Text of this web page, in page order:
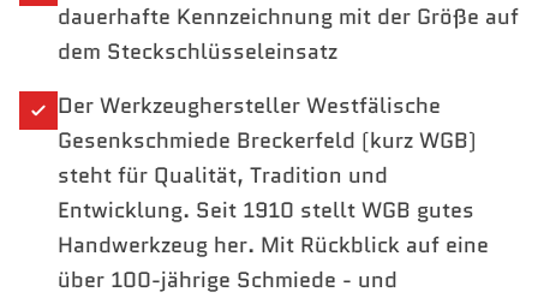
dauerhafte Kennzeichnung mit der Größe auf
dem Steckschlüsseleinsatz
Der Werkzeughersteller Westfälische
Gesenkschmiede Breckerfeld (kurz WGB)
steht für Qualität, Tradition und
Entwicklung. Seit 1910 stellt WGB gutes
Handwerkzeug her. Mit Rückblick auf eine
über 100-jährige Schmiede - und